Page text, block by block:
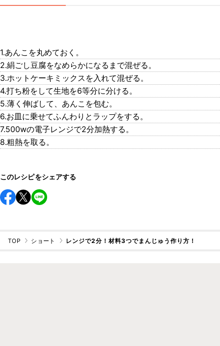
1.あんこを丸めておく。
2.絹ごし豆腐をなめらかになるまで混ぜる。
3.ホットケーキミックスを入れて混ぜる。
4.打ち粉をして生地を6等分に分ける。
5.薄く伸ばして、あんこを包む。
6.お皿に乗せてふんわりとラップをする。
7.500wの電子レンジで2分加熱する。
8.粗熱を取る。
このレシピをシェアする
TOP ショート レンジで2分！材料3つでまんじゅう作り方！